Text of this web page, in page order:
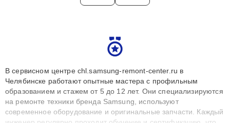
В сервисном центре chl.samsung-remont-center.ru в
Челябинске работают опытные мастера с профильным
образованием и стажем от 5 до 12 лет. Они специализируются
на ремонте техники бренда Samsung, используют
современное оборудование и оригинальные запчасти. Каждый